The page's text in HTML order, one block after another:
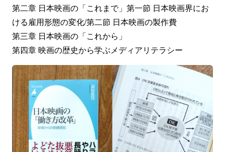
第二章 日本映画の「これまで」第一節 日本映画界にお
ける雇用形態の変化/第二節 日本映画の製作費
第三章 日本映画の「これから」
第四章 映画の歴史から学ぶメディアリテラシー